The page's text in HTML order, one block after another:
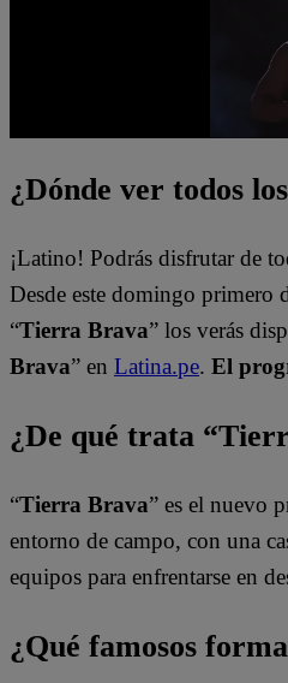
¿Dónde ver todos
¡Latino! Podrás disfrutar de
Desde este domingo primero
“Tierra Brava” los verás
Brava” en Latina.pe. El
¿De qué trata
“Tierra Brava” es el nuevo
entorno de campo, con una
equipos para enfrentarse en
¿Qué famosos